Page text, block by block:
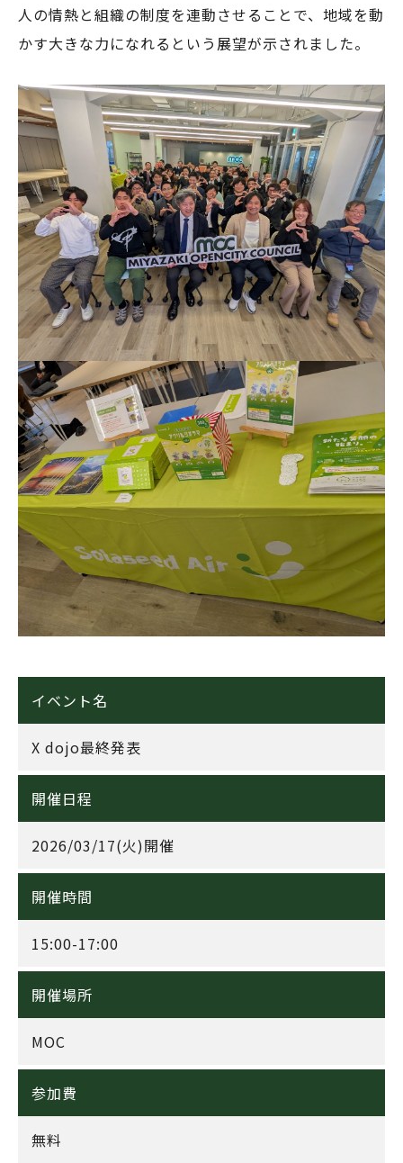
人の情熱と組織の制度を連動させることで、地域を動
かす大きな力になれるという展望が示されました。
イベント名
X dojo最終発表
開催日程
2026/03/17(火)開催
開催時間
15:00-17:00
開催場所
MOC
参加費
無料